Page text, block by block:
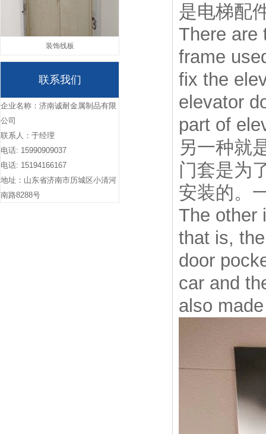
装饰线板
联系我们
企业名称：济南诚耐金属制品有限
公司
联系人：于经理
电话: 15990909037
电话: 15194166167
地址：山东省济南市历城区小清河
南路8288号
是电梯配
There are
frame
fix the
elevator
part of
另一种就
门套是为
安装的。
The other
that is,
door
car and
also